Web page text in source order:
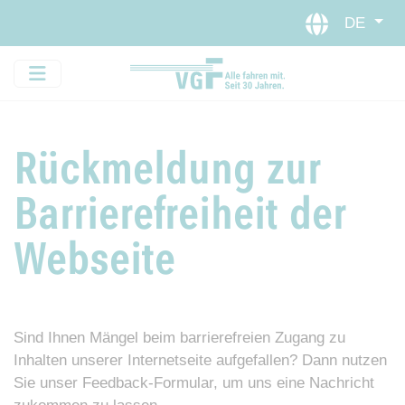
Direkt zur Hauptnavigation
Direkt zum Inhalt springen
Webseiten-Barriere melden
DE
Rückmeldung zur
Barrierefreiheit der
Webseite
Sind Ihnen Mängel beim barrierefreien Zugang zu
Inhalten unserer Internetseite aufgefallen? Dann nutzen
Sie unser Feedback-Formular, um uns eine Nachricht